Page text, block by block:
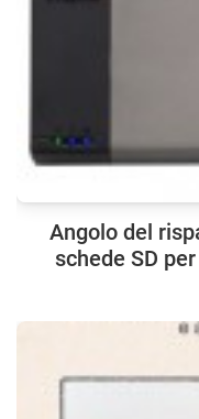
Angolo del
schede SD